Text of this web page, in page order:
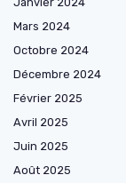
Mars 2024
Octobre 2024
Décembre 2024
Février 2025
Avril 2025
Juin 2025
Août 2025